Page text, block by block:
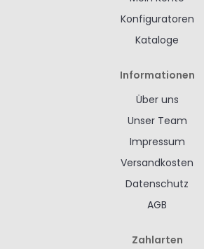
Konfiguratoren
Kataloge
Informationen
Über uns
Unser Team
Impressum
Versandkosten
Datenschutz
AGB
Zahlarten